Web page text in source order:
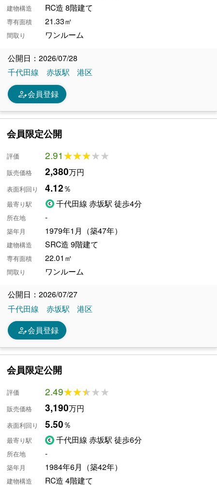
建物構造 RC造 8階建て
専有面積 21.33㎡
間取り ワンルーム
公開日：2026/07/28
千代田線
赤坂駅 港区
person_edit会員登録
会員限定公開
評価 2.91★★★★★
★★★★★
販売価格 2,380万円
表面利回り 4.12％
最寄り駅 千代田線 赤坂駅 徒歩4分
所在地 -
築年月 1979年1月（築47年）
建物構造 SRC造 9階建て
専有面積 22.01㎡
間取り ワンルーム
公開日：2026/07/27
千代田線
赤坂駅 港区
person_edit会員登録
会員限定公開
評価 2.49★★★★★
★★★★★
販売価格 3,190万円
表面利回り 5.50％
最寄り駅 千代田線 赤坂駅 徒歩6分
所在地 -
築年月 1984年6月（築42年）
建物構造 RC造 4階建て